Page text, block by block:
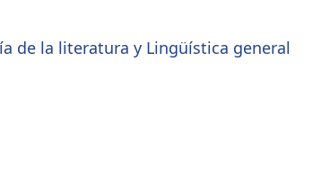
de la literatura y Lingüística general